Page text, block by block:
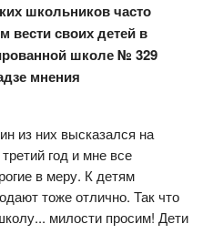
школьников часто
вести своих детей в
школе № 329
мнения
из них высказался на
год и мне все
в меру. К детям
тоже отлично. Так что
милости просим! Дети